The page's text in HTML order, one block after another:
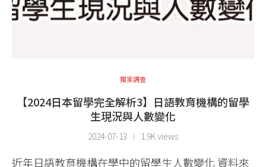
獨家調查
【2024日本留學完全解析3】日語教育機構的留學
生現況與人數變化
2024-07-13 1.9K views
近年日語教育機構在學中的留學生人數變化 資料來